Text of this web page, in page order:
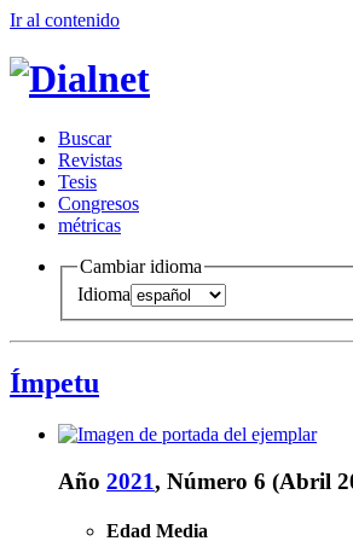
Ir al contenido
Buscar
Revistas
Tesis
Congresos
métricas
Cambiar idioma
Idioma
Ímpetu
Año 2021, Número 6 (Abril
Edad Media